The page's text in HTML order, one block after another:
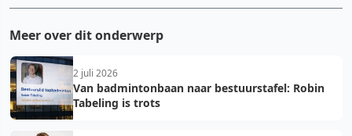
Meer over dit onderwerp
2 juli 2026
Van badmintonbaan naar bestuurstafel: Robin
Tabeling is trots